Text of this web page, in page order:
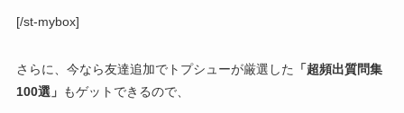
[/st-mybox]
さらに、今なら友達追加でトプシューが厳選した
「超頻出質問集
100選」 もゲットできるので、